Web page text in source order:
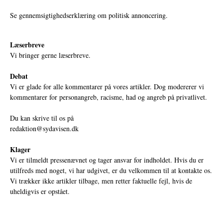
Se gennemsigtighedserklæring om politisk annoncering.
Læserbreve
Vi bringer gerne læserbreve.
Debat
Vi er glade for alle kommentarer på vores artikler. Dog modererer vi
kommentarer for personangreb, racisme, had og angreb på privatlivet.
Du kan skrive til os på
redaktion@sydavisen.dk
Klager
Vi er tilmeldt pressenævnet og tager ansvar for indholdet. Hvis du er
utilfreds med noget, vi har udgivet, er du velkommen til at kontakte os.
Vi trækker ikke artikler tilbage, men retter faktuelle fejl, hvis de
uheldigvis er opstået.